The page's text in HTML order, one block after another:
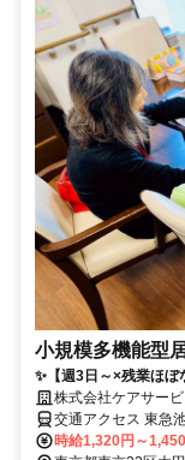
小規模多機能型
✨【週3日～×残業ほ
介護職募集!
株式会社ケアサービ
交通アクセス 東急
11分
時給1,320円～